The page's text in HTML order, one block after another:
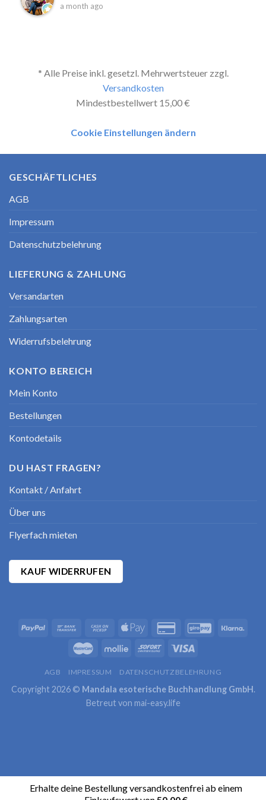
Erhalte deine Bestellung versandkostenfrei ab einem
a month ago
* Alle Preise inkl. gesetzl. Mehrwertsteuer zzgl.
Versandkosten
Mindestbestellwert 15,00 €
Cookie Einstellungen ändern
GESCHÄFTLICHES
AGB
Impressum
Datenschutzbelehrung
LIEFERUNG & ZAHLUNG
Versandarten
Zahlungsarten
Widerrufsbelehrung
KONTO BEREICH
Mein Konto
Bestellungen
Kontodetails
DU HAST FRAGEN?
Kontakt / Anfahrt
Über uns
Flyerfach mieten
KAUF WIDERRUFEN
AGB IMPRESSUM DATENSCHUTZBELEHRUNG
Copyright 2026 © Mandala esoterische Buchhandlung GmbH.
Betreut von mai-easy.life